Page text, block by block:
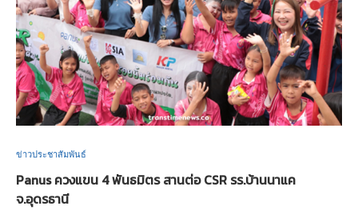
ข่าวประชาสัมพันธ์
Panus ควงแขน 4 พันธมิตร สานต่อ CSR รร.บ้านนาแค
จ.อุดรธานี